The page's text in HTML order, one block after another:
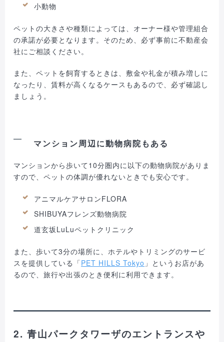
小動物
ペットの大きさや種類によっては、オーナー様や管理組合
の承諾が必要となります。そのため、必ず事前に不動産会
社にご相談ください。
また、ペットを飼育するときは、敷金や礼金が積み増しに
なったり、賃料が高くなるケースもあるので、必ず確認し
ましょう。
マンション周辺に動物病院もある
マンションから歩いて10分圏内に以下の動物病院がありま
すので、ペットの体調が優れないときでも安心です。
アニマルケアサロンFLORA
SHIBUYAフレンズ動物病院
道玄坂LuLuペットクリニック
また、歩いて3分の場所に、ホテルやトリミングのサービ
スを提供している「PET HILLS Tokyo 」というお店があ
るので、旅行や出張のとき便利に利用できます。
2. 青山パークタワーザのエントランスや